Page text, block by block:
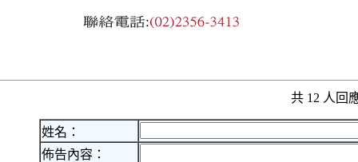
共 12 人
姓名：
佈告內容：